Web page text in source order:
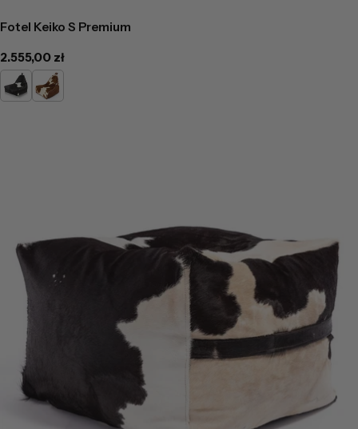
Fotel Keiko S Premium
Cena
regularna
2.555,00 zł
Łaciaty Jasno
Brązowa